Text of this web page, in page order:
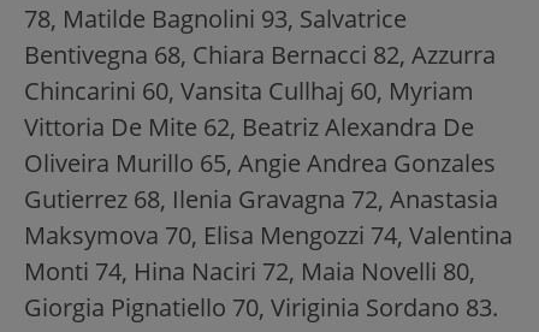
78, Matilde Bagnolini 93, Salvatrice
Bentivegna 68, Chiara Bernacci 82, Azzurra
Chincarini 60, Vansita Cullhaj 60, Myriam
Vittoria De Mite 62, Beatriz Alexandra De
Oliveira Murillo 65, Angie Andrea Gonzales
Gutierrez 68, Ilenia Gravagna 72, Anastasia
Maksymova 70, Elisa Mengozzi 74, Valentina
Monti 74, Hina Naciri 72, Maia Novelli 80,
Giorgia Pignatiello 70, Viriginia Sordano 83.